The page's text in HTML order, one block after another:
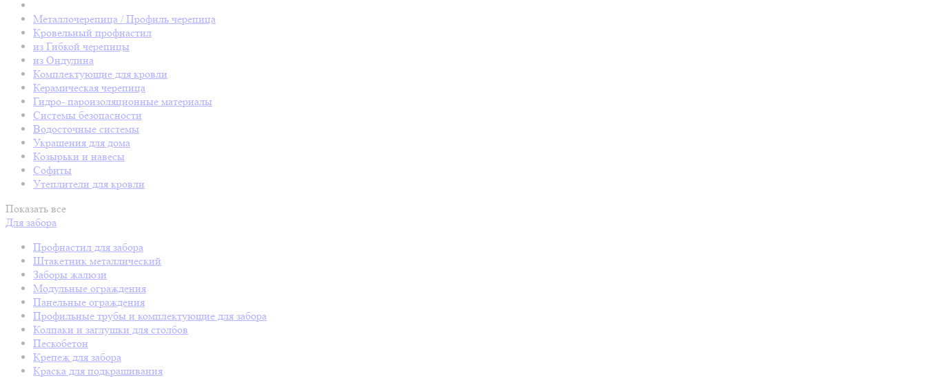
Металлочерепица / Профиль черепица
Кровельный профнастил
из Гибкой черепицы
из Ондулина
Комплектующие для кровли
Керамическая черепица
Гидро- пароизоляционные материалы
Системы безопасности
Водосточные системы
Украшения для дома
Козырьки и навесы
Софиты
Утеплители для кровли
Показать все
Для забора
Профнастил для забора
Штакетник металлический
Заборы жалюзи
Модульные ограждения
Панельные ограждения
Профильные трубы и комплектующие для забора
Колпаки и заглушки для столбов
Пескобетон
Крепеж для забора
Краска для подкрашивания